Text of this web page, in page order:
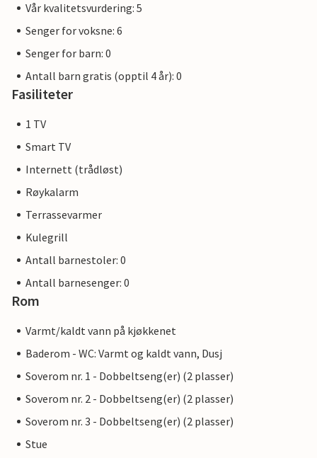
Vår kvalitetsvurdering: 5
Senger for voksne: 6
Senger for barn: 0
Antall barn gratis (opptil 4 år): 0
Fasiliteter
1 TV
Smart TV
Internett (trådløst)
Røykalarm
Terrassevarmer
Kulegrill
Antall barnestoler: 0
Antall barnesenger: 0
Rom
Varmt/kaldt vann på kjøkkenet
Baderom - WC: Varmt og kaldt vann, Dusj
Soverom nr. 1 - Dobbeltseng(er) (2 plasser)
Soverom nr. 2 - Dobbeltseng(er) (2 plasser)
Soverom nr. 3 - Dobbeltseng(er) (2 plasser)
Stue